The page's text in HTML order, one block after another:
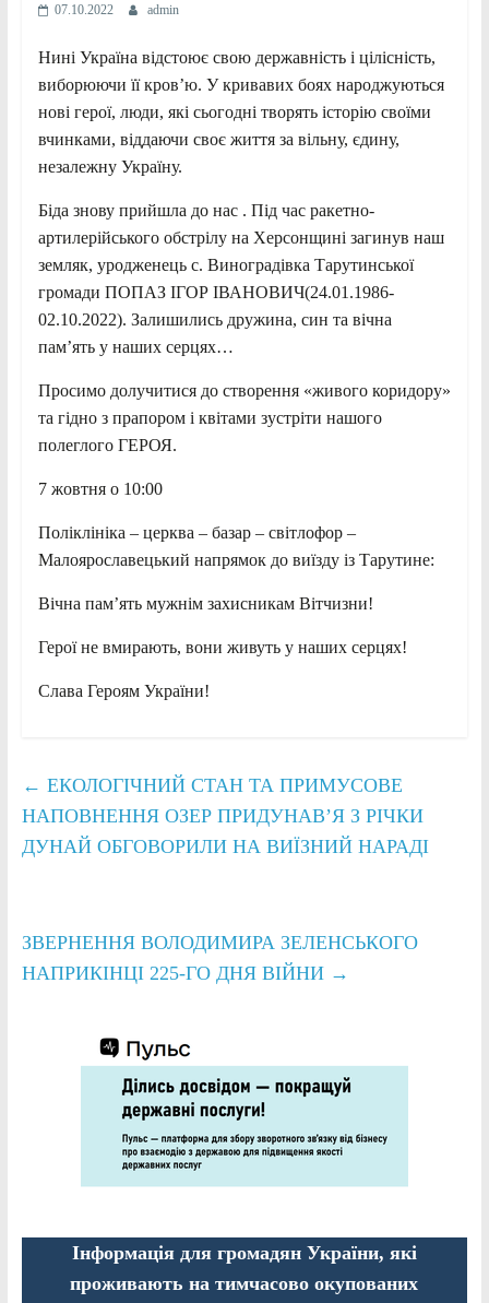
07.10.2022 admin
Нині Україна відстоює свою державність і цілісність,
виборюючи її кров’ю. У кривавих боях народжуються
нові герої, люди, які сьогодні творять історію своїми
вчинками, віддаючи своє життя за вільну, єдину,
незалежну Україну.
Біда знову прийшла до нас . Під час ракетно-
артилерійського обстрілу на Херсонщині загинув наш
земляк, уродженець с. Виноградівка Тарутинської
громади ПОПАЗ ІГОР ІВАНОВИЧ(24.01.1986-
02.10.2022). Залишились дружина, син та вічна
пам’ять у наших серцях…
Просимо долучитися до створення «живого коридору»
та гідно з прапором і квітами зустріти нашого
полеглого ГЕРОЯ.
7 жовтня о 10:00
Поліклініка – церква – базар – світлофор –
Малоярославецький напрямок до виїзду із Тарутине:
Вічна пам’ять мужнім захисникам Вітчизни!
Герої не вмирають, вони живуть у наших серцях!
Слава Героям України!
← ЕКОЛОГІЧНИЙ СТАН ТА ПРИМУСОВЕ
НАПОВНЕННЯ ОЗЕР ПРИДУНАВʼЯ З РІЧКИ
ДУНАЙ ОБГОВОРИЛИ НА ВИЇЗНИЙ НАРАДІ
ЗВЕРНЕННЯ ВОЛОДИМИРА ЗЕЛЕНСЬКОГО
НАПРИКІНЦІ 225-ГО ДНЯ ВІЙНИ →
Інформація для громадян України, які
проживають на тимчасово окупованих